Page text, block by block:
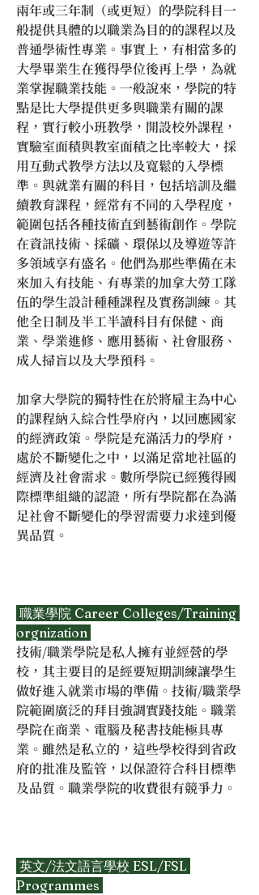
兩年或三年制（或更短）的學院科目一
般提供具體的以職業為目的的課程以及
普通學術性專業。事實上，有相當多的
大學畢業生在獲得學位後再上學，為就
業掌握職業技能。一般說來，學院的特
點是比大學提供更多與職業有關的課
程，實行較小班教學，開設校外課程，
實驗室面積與教室面積之比率較大，採
用互動式教學方法以及寬鬆的入學標
準。與就業有關的科目，包括培訓及繼
續教育課程，經常有不同的入學程度，
範圍包括各種技術直到藝術創作。學院
在資訊技術、採礦、環保以及導遊等許
多領域享有盛名。他們為那些準備在未
來加入有技能、有專業的加拿大勞工隊
伍的學生設計種種課程及實務訓練。其
他全日制及半工半讀科目有保健、商
業、學業進修、應用藝術、社會服務、
成人掃盲以及大學預科。
加拿大學院的獨特性在於將雇主為中心
的課程納入綜合性學府內，以回應國家
的經濟政策。學院是充滿活力的學府，
處於不斷變化之中，以滿足當地社區的
經濟及社會需求。數所學院已經獲得國
際標準組織的認證，所有學院都在為滿
足社會不斷變化的學習需要力求達到優
異品質。
orgnization
技術/職業學院是私人擁有並經營的學
校，其主要目的是經要短期訓練讓學生
做好進入就業市場的準備。技術/職業學
院範圍廣泛的拜目強調實踐技能。職業
學院在商業、電腦及秘書技能極具專
業。雖然是私立的，這些學校得到省政
府的批准及監管，以保證符合科目標準
及品質。職業學院的收費很有競爭力。
Programmes